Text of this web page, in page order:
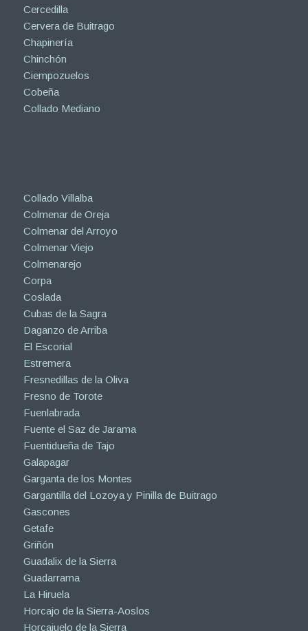
Cercedilla
Cervera de Buitrago
Chapinería
Chinchón
Ciempozuelos
Cobeña
Collado Mediano
Collado Villalba
Colmenar de Oreja
Colmenar del Arroyo
Colmenar Viejo
Colmenarejo
Corpa
Coslada
Cubas de la Sagra
Daganzo de Arriba
El Escorial
Estremera
Fresnedillas de la Oliva
Fresno de Torote
Fuenlabrada
Fuente el Saz de Jarama
Fuentidueña de Tajo
Galapagar
Garganta de los Montes
Gargantilla del Lozoya y Pinilla de Buitrago
Gascones
Getafe
Griñón
Guadalix de la Sierra
Guadarrama
La Hiruela
Horcajo de la Sierra-Aoslos
Horcajuelo de la Sierra